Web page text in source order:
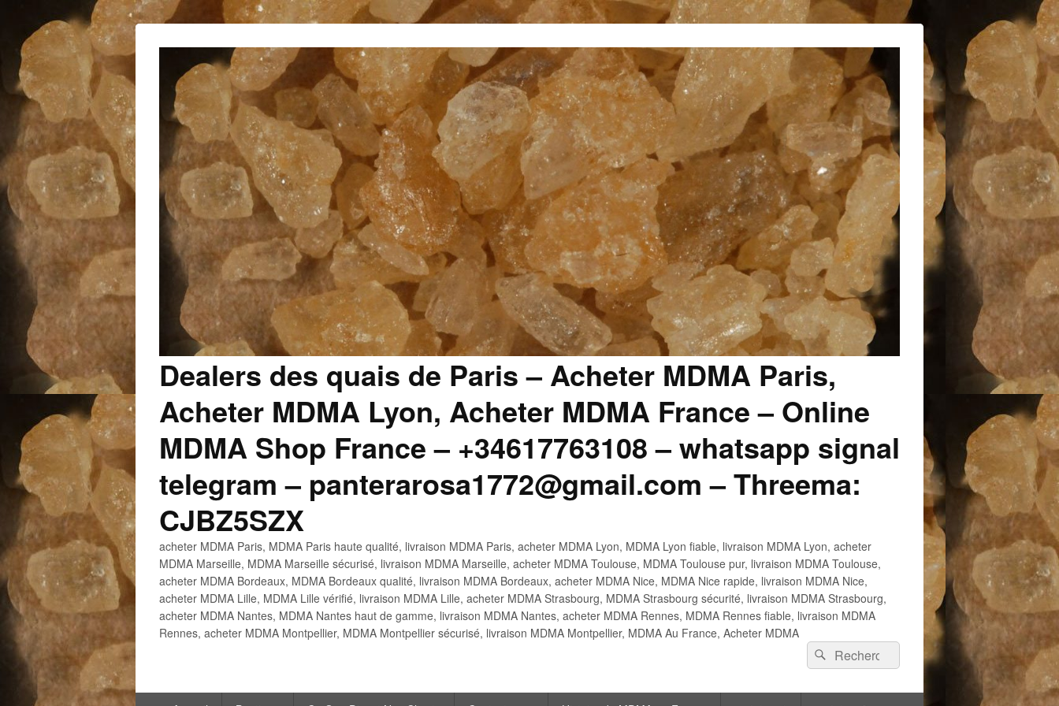
Dealers des quais de Paris – Acheter MDMA Paris,
Acheter MDMA Lyon, Acheter MDMA France – Online
MDMA Shop France – +34617763108 – whatsapp signal
telegram – panterarosa1772@gmail.com – Threema:
CJBZ5SZX
acheter MDMA Paris, MDMA Paris haute qualité, livraison MDMA Paris, acheter MDMA Lyon, MDMA Lyon fiable, livraison MDMA Lyon, acheter
MDMA Marseille, MDMA Marseille sécurisé, livraison MDMA Marseille, acheter MDMA Toulouse, MDMA Toulouse pur, livraison MDMA Toulouse,
acheter MDMA Bordeaux, MDMA Bordeaux qualité, livraison MDMA Bordeaux, acheter MDMA Nice, MDMA Nice rapide, livraison MDMA Nice,
acheter MDMA Lille, MDMA Lille vérifié, livraison MDMA Lille, acheter MDMA Strasbourg, MDMA Strasbourg sécurité, livraison MDMA Strasbourg,
acheter MDMA Nantes, MDMA Nantes haut de gamme, livraison MDMA Nantes, acheter MDMA Rennes, MDMA Rennes fiable, livraison MDMA
Rennes, acheter MDMA Montpellier, MDMA Montpellier sécurisé, livraison MDMA Montpellier, MDMA Au France, Acheter MDMA
Recherche :
Rechercher
Menu